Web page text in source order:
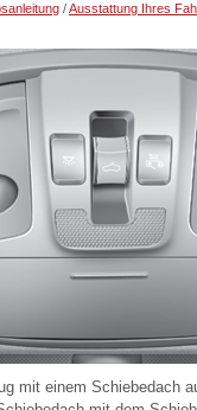
/Ausstattung Ihres
mit einem Schiebedach